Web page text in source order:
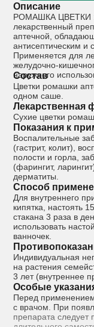
Описание
РОМАШКА ЦВЕТКИ
лекарственный
аптечной,
антисептическим и
Применяется для
желудочно-
наружного
Состав
Цветки ромашки
одном саше.
Лекарственная
Сухие цветки
Показания к
Воспалительные
(гастрит, колит),
полости и горла,
(фарингит,
дерматиты.
Способ
Для внутреннего
кипятка, настоять
стакана 3 раза в
использовать
ванночек.
Индивидуальная
на растения
3 лет (внутреннее
Особые
Перед применением
с врачом. При
препарата следует